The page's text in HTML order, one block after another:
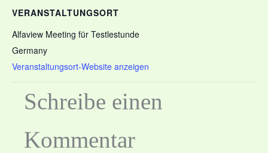
VERANSTALTUNGSORT
Alfaview Meeting für Testlestunde
Germany
Veranstaltungsort-Website anzeigen
Schreibe einen
Kommentar